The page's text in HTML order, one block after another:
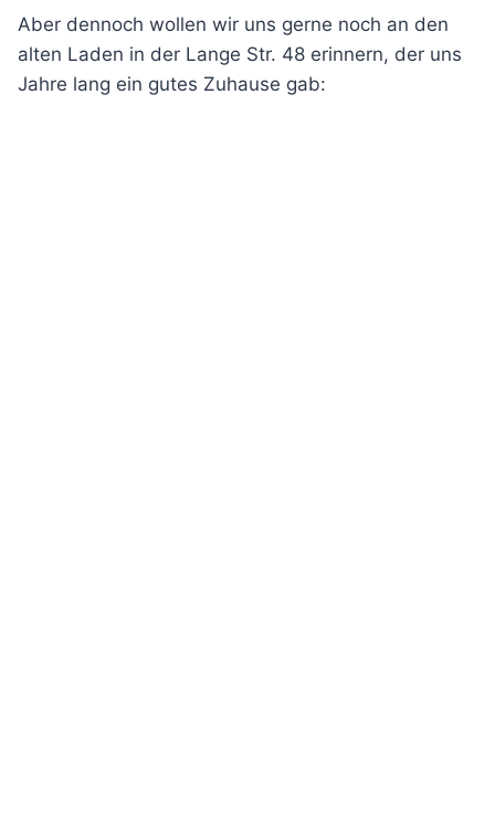
Aber dennoch wollen wir uns gerne noch an den
alten Laden in der Lange Str. 48 erinnern, der uns
Jahre lang ein gutes Zuhause gab: